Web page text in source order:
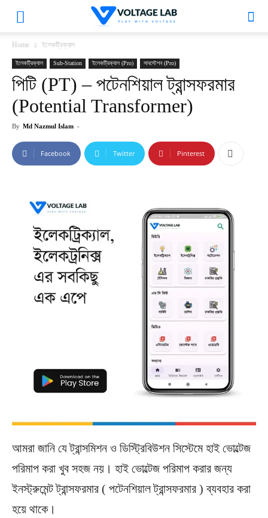
VoltageLab
Home ইলেকট্রিক্যাল
ইলেকট্রিক্যাল Sub-Station ইলেকট্রিক্যাল (Pro) সাবস্টেশন (Pro)
পিটি (PT) – পটেনশিয়াল ট্রান্সফরমার
(Potential Transformer)
By Md Nazmul Islam -
Facebook Twitter Pinterest
আমরা জানি যে ট্রান্সমিশন ও ডিস্ট্রিবিউশন সিস্টেমে হাই ভোল্টেজ
পরিমাপ করা খুব সহজ নয়। হাই ভোল্টেজ পরিমাপ করার জন্য
ইনস্ট্রুমেন্ট ট্রান্সফরমার ( পটেনশিয়াল ট্রান্সফরমার ) ব্যবহার করা
হয়ে থাকে।